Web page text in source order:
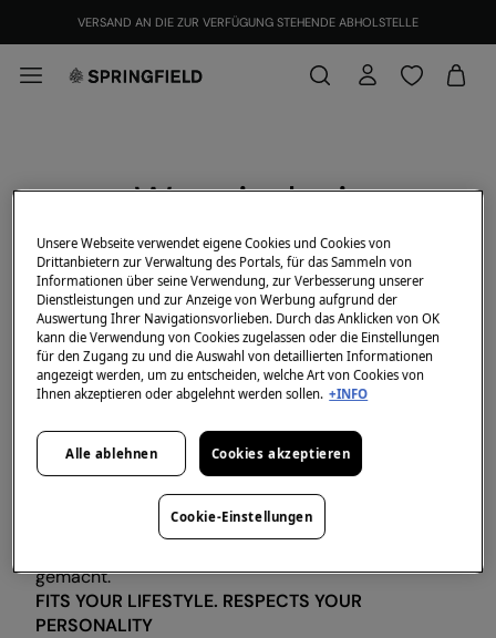
VERSAND AN DIE ZUR VERFÜGUNG STEHENDE ABHOLSTELLE
Wer sind wir
EUROPEAN BRAND. GLOBAL STYLE
Wie wir hierher gelangt sind
Das Unternehmen wurde 1988 mit dem Ziel
gegründet, junge, urbane und weltoffene Männer
einzukleiden. Seit 2006 führen wir auch Kleidung für
junge Frauen. Was als Traum begann, wurde
schließlich Wirklichkeit. Heute arbeitet bei
Springflield ein Team aus mehr als 2000
Mitarbeitern, das bis ins kleinste Detail um Design,
Herstellung und Verkauf der Kleidung bemüht ist.
gemacht.
FITS YOUR LIFESTYLE. RESPECTS YOUR
PERSONALITY
Unsere Webseite verwendet eigene Cookies und Cookies von
Drittanbietern zur Verwaltung des Portals, für das Sammeln von
Informationen über seine Verwendung, zur Verbesserung unserer
Dienstleistungen und zur Anzeige von Werbung aufgrund der
Auswertung Ihrer Navigationsvorlieben. Durch das Anklicken von OK
kann die Verwendung von Cookies zugelassen oder die Einstellungen
für den Zugang zu und die Auswahl von detaillierten Informationen
angezeigt werden, um zu entscheiden, welche Art von Cookies von
Ihnen akzeptieren oder abgelehnt werden sollen. +INFO
Alle ablehnen Cookies akzeptieren
Cookie-Einstellungen